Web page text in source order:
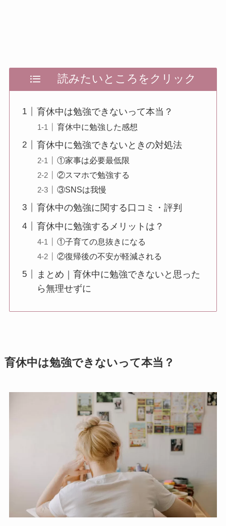
読みたいところをクリック
育休中は勉強できないって本当？
育休中に勉強した感想
育休中に勉強できないときの対処法
①家事は必要最低限
②スマホで勉強する
③SNSは我慢
育休中の勉強に関する口コミ・評判
育休中に勉強するメリットは？
①子育ての息抜きになる
②復帰後の不安が軽減される
まとめ｜育休中に勉強できないと思った
ら無理せずに
育休中は勉強できないって本当？